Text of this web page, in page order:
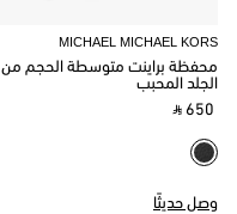
MICHAEL MICHAEL KORS
محفظة براينت متوسطة الحجم من
الجلد المحبب
‎ ⃁ 650 ‎
وصل حديثًا